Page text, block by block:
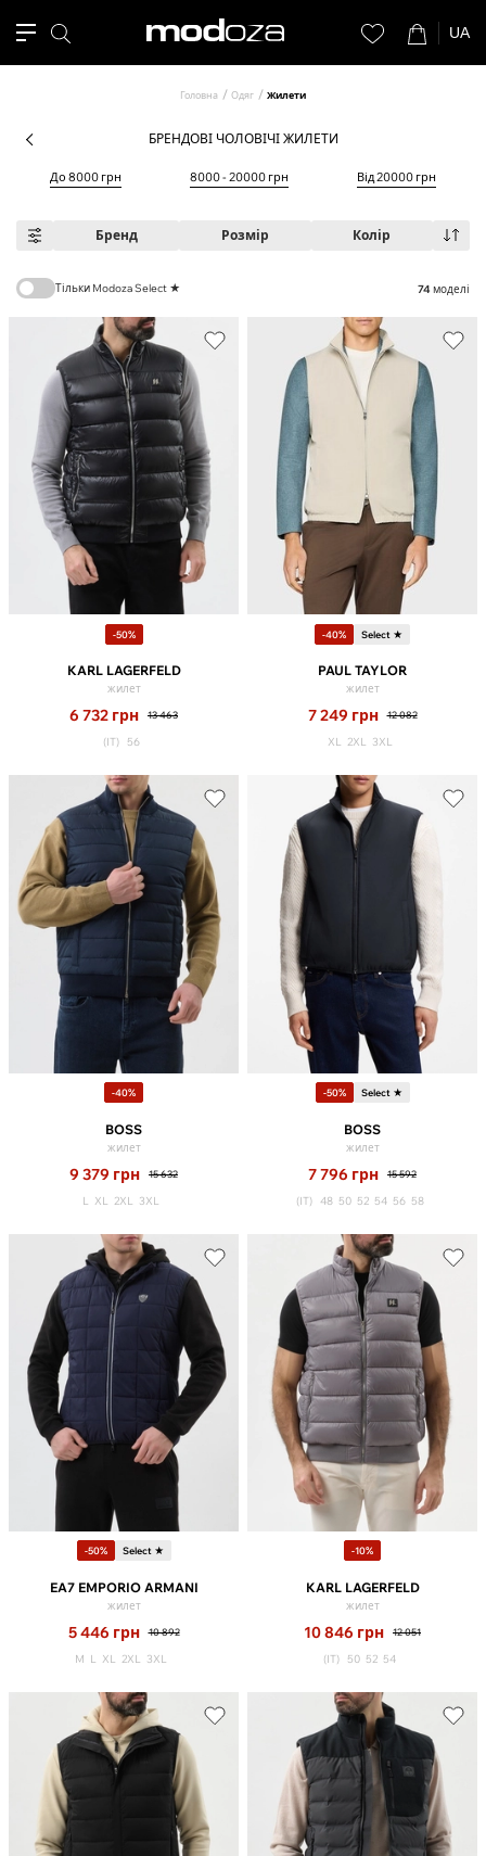
UA
Головна Одяг Жилети
БРЕНДОВІ ЧОЛОВІЧІ ЖИЛЕТИ
До 8000 грн 8000 - 20000 грн Від 20000 грн
Бренд Розмір Колір
Тільки Modoza Select ★ 74 моделі
-50%
KARL LAGERFELD
жилет
6 732 грн 13 463
(IT) 56
-40% Select ★
PAUL TAYLOR
жилет
7 249 грн 12 082
XL 2XL 3XL
-40%
BOSS
жилет
9 379 грн 15 632
L XL 2XL 3XL
-50% Select ★
BOSS
жилет
7 796 грн 15 592
(IT) 48 50 52 54 56 58
-50% Select ★
EA7 EMPORIO ARMANI
жилет
5 446 грн 10 892
M L XL 2XL 3XL
-10%
KARL LAGERFELD
жилет
10 846 грн 12 051
(IT) 50 52 54